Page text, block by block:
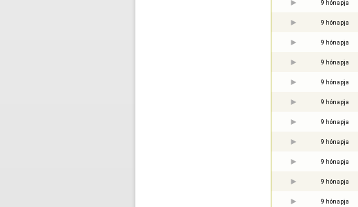
9 hónapja
9 hónapja
9 hónapja
9 hónapja
9 hónapja
9 hónapja
9 hónapja
9 hónapja
9 hónapja
9 hónapja
9 hónapja